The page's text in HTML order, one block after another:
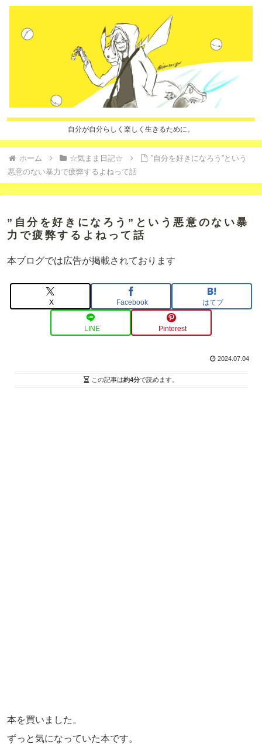
自分が自分らしく楽しく生きるために。
ホーム ☆気まま日記☆
”自分を好きになろう”という
悪意のない暴力で疲弊するよねって話
”自分を好きになろう”という悪意のない暴
力で疲弊するよねって話
本ブログでは広告が掲載されております
X Facebook はてブ
LINE Pinterest
2024.07.04
この記事は約4分で読めます。
本を買いました。
ずっと気になっていた本です。